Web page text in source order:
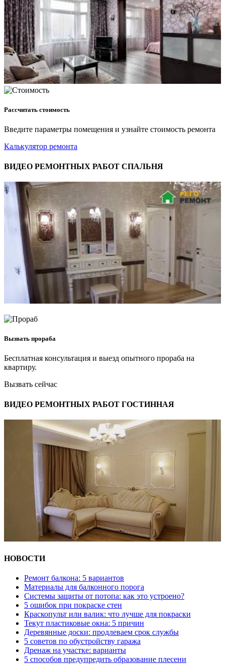
Рассчитать стоимость
Введите параметры помещения и узнайте стоимость ремонта
Калькулятор ремонта
ВИДЕО РЕМОНТНЫХ РАБОТ СПАЛЬНЯ
Вызвать прораба
Бесплатная консультация и выезд опытного прораба на
квартиру.
Вызвать сейчас
ВИДЕО РЕМОНТНЫХ РАБОТ ГОСТИННАЯ
НОВОСТИ
Ремонт балкона: 5 вариантов
Материалы для балконного порога
Системы защиты от потопа: как это устроено?
5 ошибок при покраске стен
Краскопульт или валик: что лучше для покраски
Текут пластиковые окна: 5 причин
Деревянные доски: продлеваем срок службы
5 советов по обустройству гаража
Дренаж на участке: варианты
5 способов предупредить образование плесени